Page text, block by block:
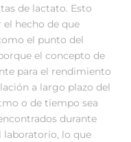
de lactato. Esto
hecho de que
el punto del
el concepto de
para el rendimiento
a largo plazo del
o de tiempo sea
durante
laboratorio, lo que